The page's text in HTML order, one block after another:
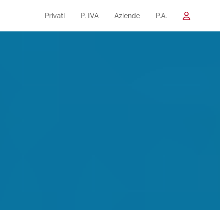
Privati P. IVA Aziende P.A.